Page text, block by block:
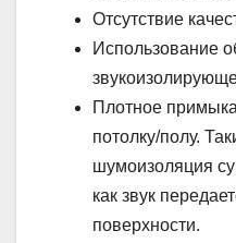
Отсутствие
Использование
Плотное
потолку/полу.
шумоизоляция
как звук
поверхности.